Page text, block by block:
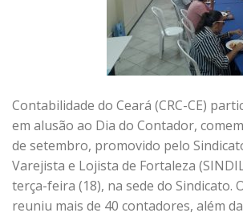
Contabilidade do Ceará (CRC-CE)
em alusão ao Dia do Contador,
de setembro, promovido pelo
Varejista e Lojista de Fortaleza
terça-feira (18), na sede do Sindicato.
reuniu mais de 40 contadores, além